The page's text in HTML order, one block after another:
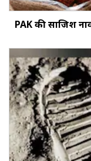
PAK की साजिश